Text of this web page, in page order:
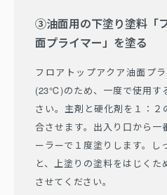
③油面用の下塗り塗料「
面プライマー」を塗る
フロアトップアクア油面プ
(23℃)のため、一度で使用す
さい。主剤と硬化剤を１：２
合させます。出入り口から一
ーラーで１度塗りします。し
と、上塗りの塗料をはじく
させてください。